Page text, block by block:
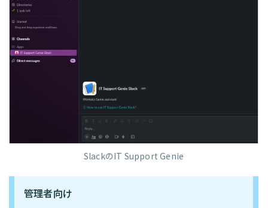
SlackのIT Support Genie
管理者向け